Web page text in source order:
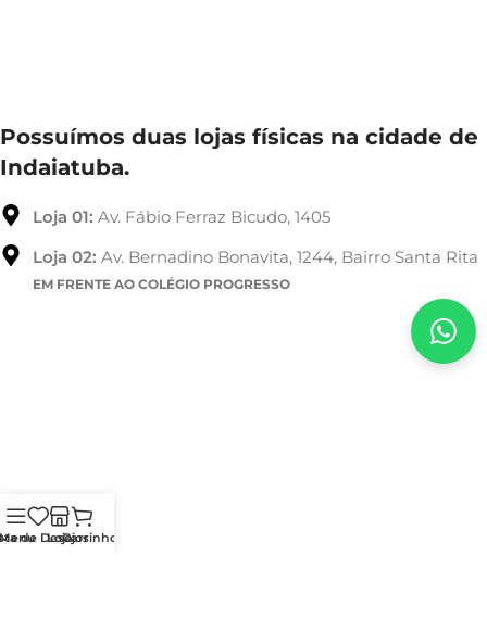
de Desejos
LojaCarrinho
Possuímos duas lojas físicas na cidade de
Indaiatuba.
Loja 01: Av. Fábio Ferraz Bicudo, 1405
Loja 02: Av. Bernadino Bonavita, 1244, Bairro Santa Rita
EM FRENTE AO COLÉGIO PROGRESSO